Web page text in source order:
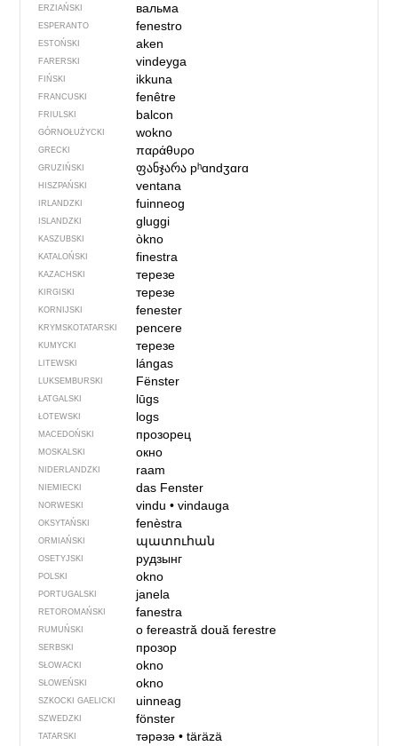
ERZIAŃSKI вальма
ESPERANTO fenestro
ESTOŃSKI aken
FARERSKI vindeyga
FIŃSKI ikkuna
FRANCUSKI fenêtre
FRIULSKI balcon
GÓRNOŁUŻYCKI wokno
GRECKI παράθυρο
GRUZIŃSKI ფანჯარა pʰɑndʒɑrɑ
HISZPAŃSKI ventana
IRLANDZKI fuinneog
ISLANDZKI gluggi
KASZUBSKI òkno
KATALOŃSKI finestra
KAZACHSKI терезе
KIRGISKI терезе
KORNIJSKI fenester
KRYMSKOTATARSKI pencere
KUMYCKI терезе
LITEWSKI lángas
LUKSEMBURSKI Fënster
ŁATGALSKI lūgs
ŁOTEWSKI logs
MACEDOŃSKI прозорец
MOSKALSKI окно
NIDERLANDZKI raam
NIEMIECKI das Fenster
NORWESKI vindu• vindauga
OKSYTAŃSKI fenèstra
ORMIAŃSKI պատուհան
OSETYJSKI рудзынг
POLSKI okno
PORTUGALSKI janela
RETOROMAŃSKI fanestra
RUMUŃSKI o fereastrădouă ferestre
SERBSKI прозор
SŁOWACKI okno
SŁOWEŃSKI okno
SZKOCKI GAELICKI uinneag
SZWEDZKI fönster
TATARSKI тәрәзә• täräzä